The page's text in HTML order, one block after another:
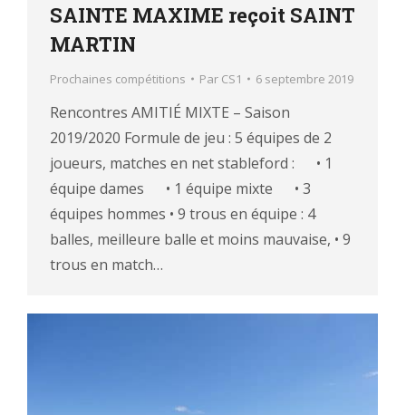
SAINTE MAXIME reçoit SAINT
MARTIN
Prochaines compétitions Par CS1 6 septembre 2019
Rencontres AMITIÉ MIXTE – Saison
2019/2020 Formule de jeu : 5 équipes de 2
joueurs, matches en net stableford : • 1
équipe dames • 1 équipe mixte • 3
équipes hommes • 9 trous en équipe : 4
balles, meilleure balle et moins mauvaise, • 9
trous en match…